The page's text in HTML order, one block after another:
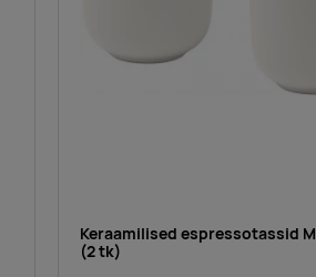
Keraamilised espressotassid
(2 tk)